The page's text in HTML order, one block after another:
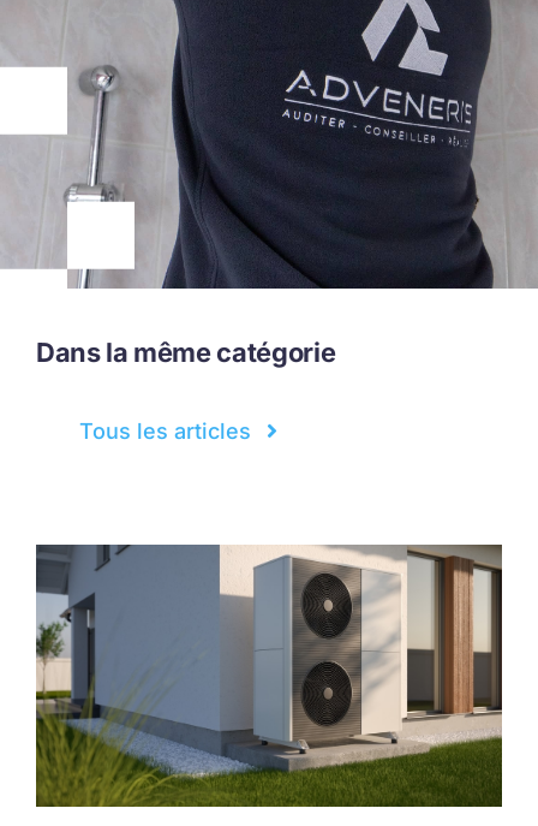
Dans la même catégorie
Tous les articles